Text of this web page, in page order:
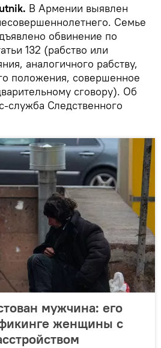
В Армении выявлен
Семье
обвинение по
132 (рабство или
аналогичного рабству,
положения, совершенное
сговору). Об
служба Следственного
мужчина: его
женщины с